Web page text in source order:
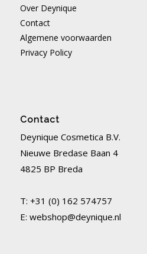
Over Deynique
Contact
Algemene voorwaarden
Privacy Policy
Contact
Deynique Cosmetica B.V.
Nieuwe Bredase Baan 4
4825 BP Breda
T: +31 (0) 162 574757
E: webshop@deynique.nl